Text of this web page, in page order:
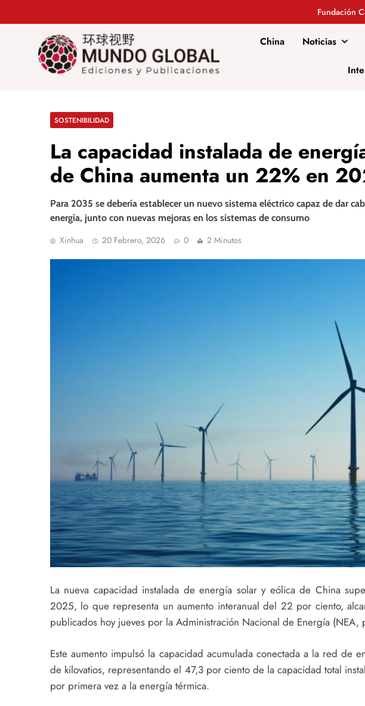
Fundación
Mundo Global
China Noticias
SOSTENIBILIDAD
La capacidad instalada de
de China aumenta un 22% en
Para 2035 se debería establecer un nuevo sistema eléctrico capaz de dar
energía, junto con nuevas mejoras en los sistemas de consumo
Xinhua 20 Febrero, 2026 0 2 Minutos
La nueva capacidad instalada de energía solar y eólica de China
2025, lo que representa un aumento interanual del 22 por ciento,
publicados hoy jueves por la Administración Nacional de Energía (NEA,
Este aumento impulsó la capacidad acumulada conectada a la red de
de kilovatios, representando el 47,3 por ciento de la capacidad total
por primera vez a la energía térmica.